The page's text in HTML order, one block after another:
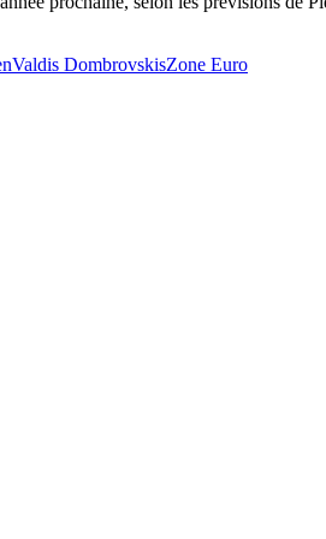
Valdis DombrovskisZone Euro